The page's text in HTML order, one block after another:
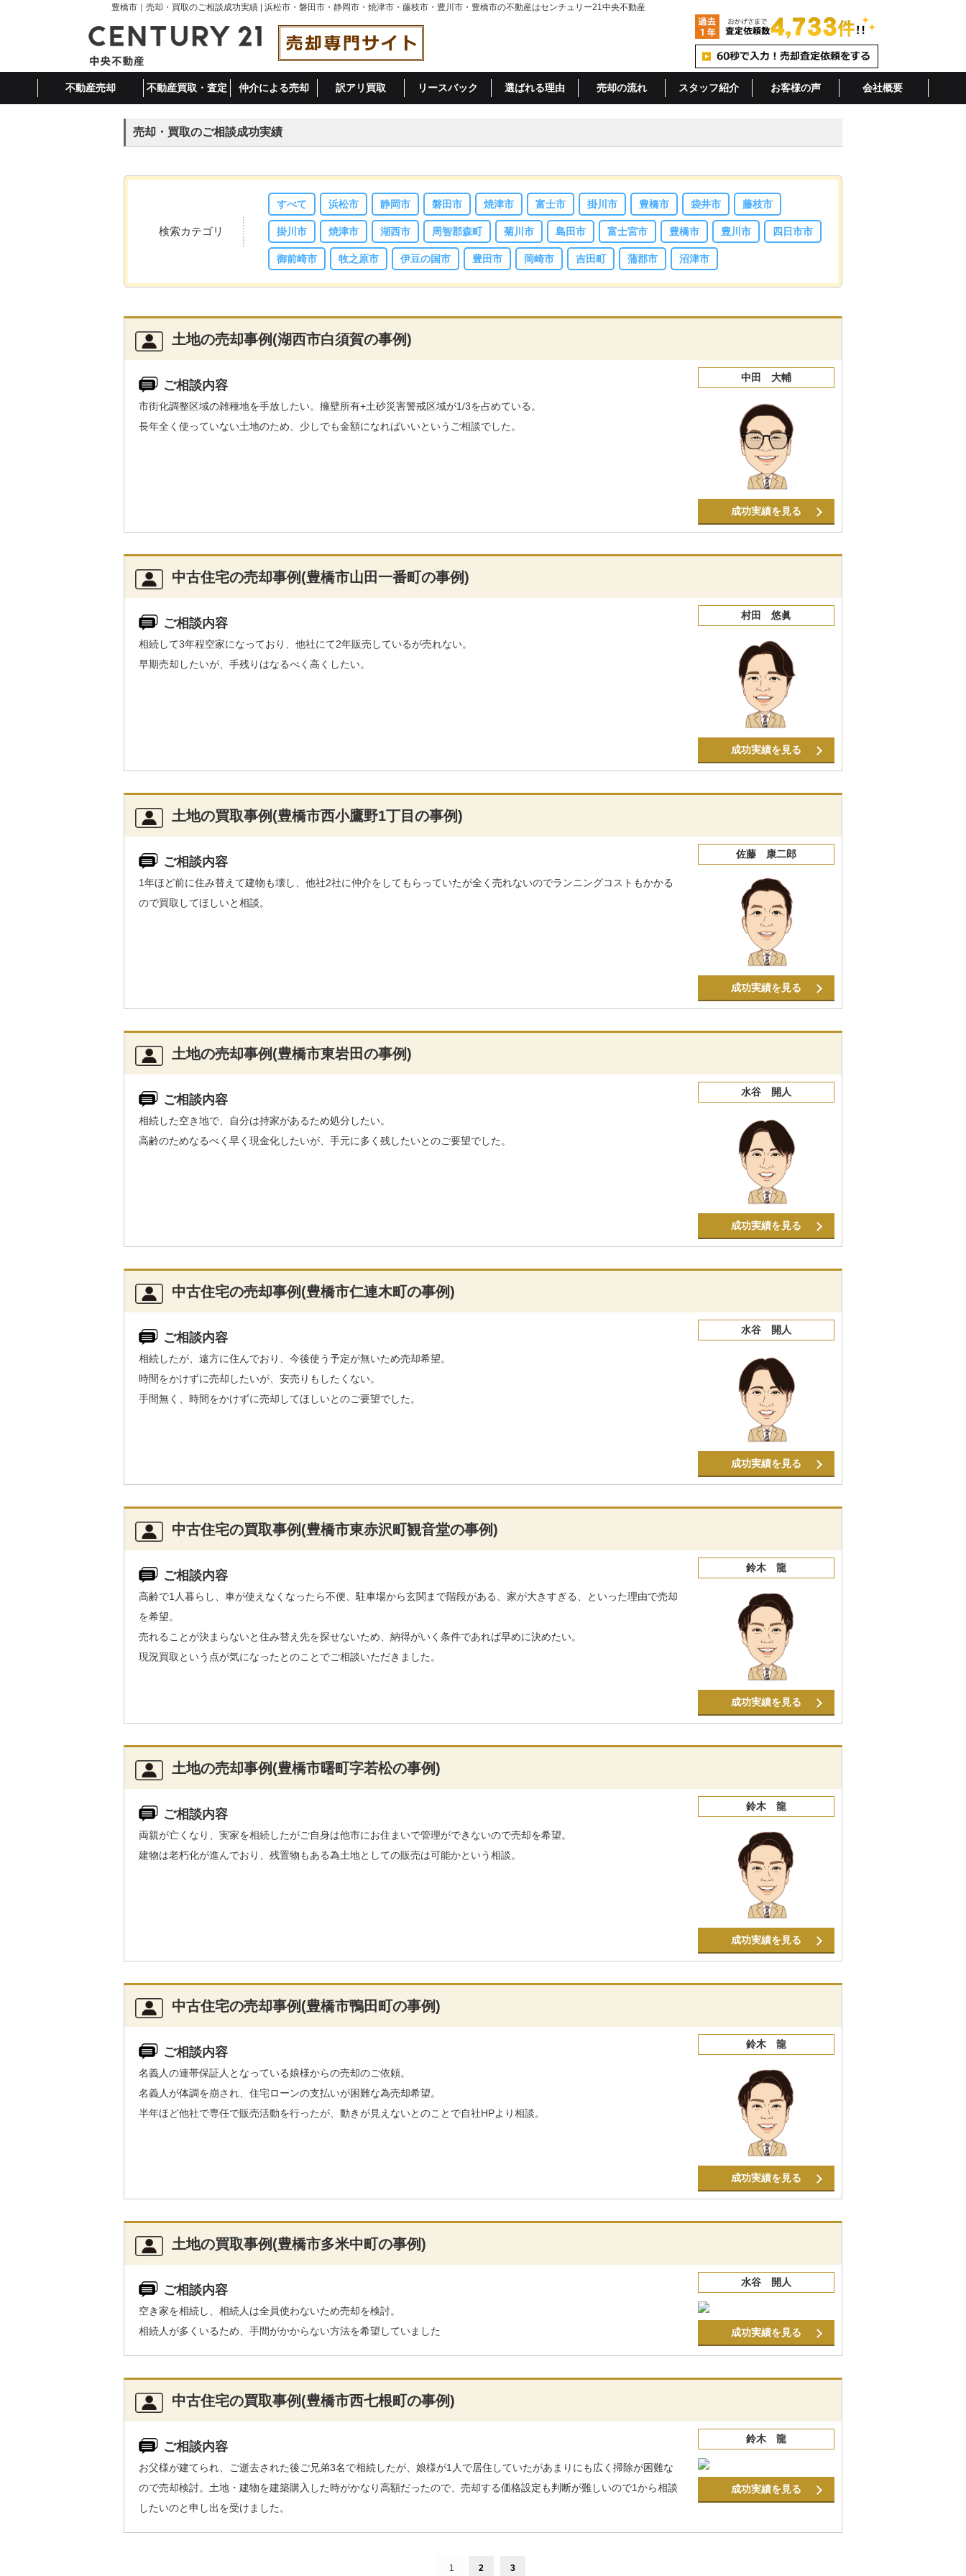
豊橋市｜売却・買取のご相談成功実績 | 浜松市・磐田市・静岡市・焼津市・藤枝市・豊川市・豊橋市の不動産はセンチュリー21中央不動産
不動産売却 不動産買取・査定 仲介による売却 訳アリ買取 リースバック 選ばれる理由 売却の流れ スタッフ紹介 お客様の声 会社概要
売却・買取のご相談成功実績
検索カテゴリ
すべて 浜松市 静岡市 磐田市 焼津市 富士市 掛川市 豊橋市 袋井市 藤枝市
掛川市 焼津市 湖西市 周智郡森町 菊川市 島田市 富士宮市 豊橋市 豊川市 四日市市
御前崎市 牧之原市 伊豆の国市 豊田市 岡崎市 吉田町 蒲郡市 沼津市
土地の売却事例(湖西市白須賀の事例)
ご相談内容
市街化調整区域の雑種地を手放したい。擁壁所有+土砂災害警戒区域が1/3を占めている。
長年全く使っていない土地のため、少しでも金額になればいいというご相談でした。
中田 大輔
成功実績を見る
中古住宅の売却事例(豊橋市山田一番町の事例)
ご相談内容
相続して3年程空家になっており、他社にて2年販売しているが売れない。
早期売却したいが、手残りはなるべく高くしたい。
村田 悠眞
成功実績を見る
土地の買取事例(豊橋市西小鷹野1丁目の事例)
ご相談内容
1年ほど前に住み替えて建物も壊し、他社2社に仲介をしてもらっていたが全く売れないのでランニングコストもかかる
ので買取してほしいと相談。
佐藤 康二郎
成功実績を見る
土地の売却事例(豊橋市東岩田の事例)
ご相談内容
相続した空き地で、自分は持家があるため処分したい。
高齢のためなるべく早く現金化したいが、手元に多く残したいとのご要望でした。
水谷 開人
成功実績を見る
中古住宅の売却事例(豊橋市仁連木町の事例)
ご相談内容
相続したが、遠方に住んでおり、今後使う予定が無いため売却希望。
時間をかけずに売却したいが、安売りもしたくない。
手間無く、時間をかけずに売却してほしいとのご要望でした。
水谷 開人
成功実績を見る
中古住宅の買取事例(豊橋市東赤沢町観音堂の事例)
ご相談内容
高齢で1人暮らし、車が使えなくなったら不便、駐車場から玄関まで階段がある、家が大きすぎる、といった理由で売却
を希望。
売れることが決まらないと住み替え先を探せないため、納得がいく条件であれば早めに決めたい。
現況買取という点が気になったとのことでご相談いただきました。
鈴木 龍
成功実績を見る
土地の売却事例(豊橋市曙町字若松の事例)
ご相談内容
両親が亡くなり、実家を相続したがご自身は他市にお住まいで管理ができないので売却を希望。
建物は老朽化が進んでおり、残置物もある為土地としての販売は可能かという相談。
鈴木 龍
成功実績を見る
中古住宅の売却事例(豊橋市鴨田町の事例)
ご相談内容
名義人の連帯保証人となっている娘様からの売却のご依頼。
名義人が体調を崩され、住宅ローンの支払いが困難な為売却希望。
半年ほど他社で専任で販売活動を行ったが、動きが見えないとのことで自社HPより相談。
鈴木 龍
成功実績を見る
土地の買取事例(豊橋市多米中町の事例)
ご相談内容
空き家を相続し、相続人は全員使わないため売却を検討。
相続人が多くいるため、手間がかからない方法を希望していました
水谷 開人
成功実績を見る
中古住宅の買取事例(豊橋市西七根町の事例)
ご相談内容
お父様が建てられ、ご逝去された後ご兄弟3名で相続したが、娘様が1人で居住していたがあまりにも広く掃除が困難な
ので売却検討。土地・建物を建築購入した時がかなり高額だったので、売却する価格設定も判断が難しいので1から相談
したいのと申し出を受けました。
鈴木 龍
成功実績を見る
1 2 3